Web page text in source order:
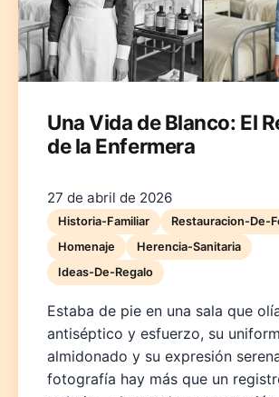
Una Vida de Blanco: El
de la Enfermera
27 de abril de 2026
Historia-Familiar
Restauracion-De-
Homenaje
Herencia-Sanitaria
Ideas-De-Regalo
Estaba de pie en una sala que
antiséptico y esfuerzo, su
almidonado y su expresión
fotografía hay más que un